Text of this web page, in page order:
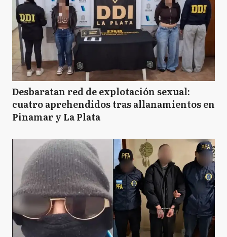
Desbaratan red de explotación sexual:
cuatro aprehendidos tras allanamientos en
Pinamar y La Plata